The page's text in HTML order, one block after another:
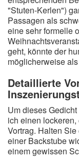
"Stuten-Kerlen")
Passagen als
eine sehr formelle
geht, könnte der
möglicherweise
Detaillierte
Um dieses
ich einen
Vortrag. Halten
einer Backstube
einem gewissen